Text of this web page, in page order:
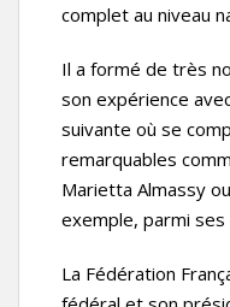
complet au niveau
Il a formé de très
son expérience
suivante où se
remarquables
Marietta Almassy
exemple, parmi ses
La Fédération